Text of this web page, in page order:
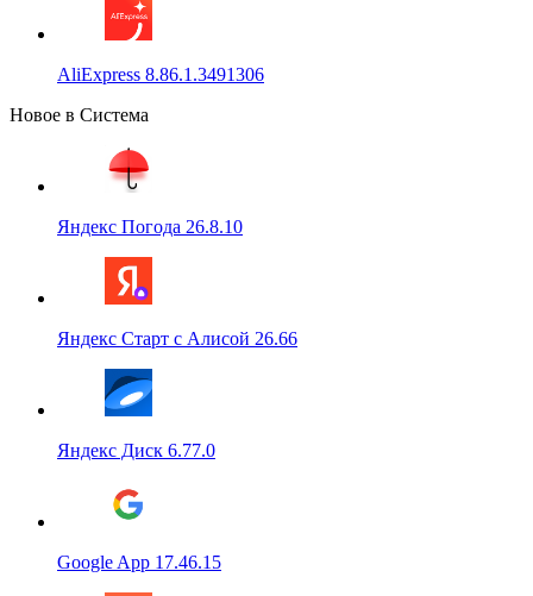
AliExpress 8.86.1.3491306
Новое в Система
Яндекс Погода 26.8.10
Яндекс Старт с Алисой 26.66
Яндекс Диск 6.77.0
Google App 17.46.15